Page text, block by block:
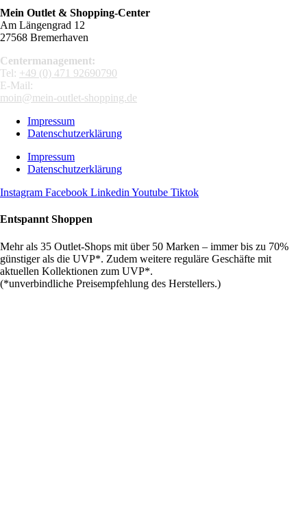
Mein Outlet & Shopping-Center
Am Längengrad 12
27568 Bremerhaven
Centermanagement:
Tel: +49 (0) 471 92690790
E-Mail:
moin@mein-outlet-shopping.de
Impressum
Datenschutzerklärung
Impressum
Datenschutzerklärung
Instagram Facebook Linkedin Youtube Tiktok
Entspannt Shoppen
Mehr als 35 Outlet-Shops mit über 50 Marken – immer bis zu 70%
günstiger als die UVP*. Zudem weitere reguläre Geschäfte mit
aktuellen Kollektionen zum UVP*.
(*unverbindliche Preisempfehlung des Herstellers.)